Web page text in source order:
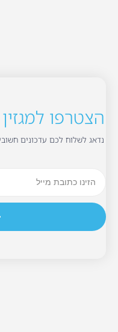
הצטרפו
נדאג לשלוח לכם עדכונים